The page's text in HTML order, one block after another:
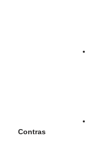
Contras